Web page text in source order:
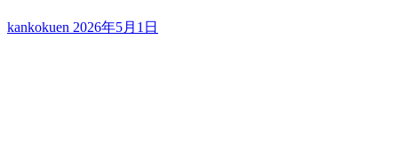
kankokuen 2026年5月1日